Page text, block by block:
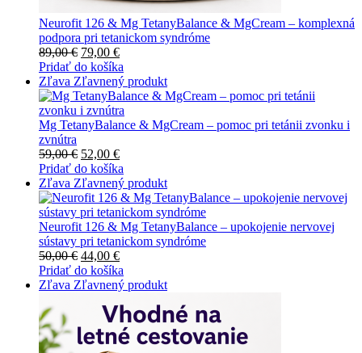
Neurofit 126 & Mg TetanyBalance & MgCream – komplexná
podpora pri tetanickom syndróme
89,00€ 79,00 €
Pridať do košíka
Zľava Zľavnený produkt
Mg TetanyBalance & MgCream – pomoc pri tetánii zvonku i
zvnútra
59,00€ 52,00 €
Pridať do košíka
Zľava Zľavnený produkt
Neurofit 126 & Mg TetanyBalance – upokojenie nervovej
sústavy pri tetanickom syndróme
50,00€ 44,00 €
Pridať do košíka
Zľava Zľavnený produkt